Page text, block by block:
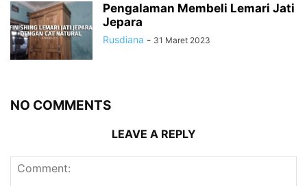
Pengalaman Membeli Lemari Jati
Jepara
Rusdiana - 31 Maret 2023
NO COMMENTS
LEAVE A REPLY